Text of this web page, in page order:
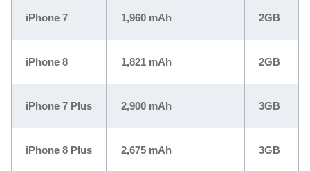
iPhone 7 1,960 mAh 2GB
iPhone 8 1,821 mAh 2GB
iPhone 7 Plus 2,900 mAh 3GB
iPhone 8 Plus 2,675 mAh 3GB